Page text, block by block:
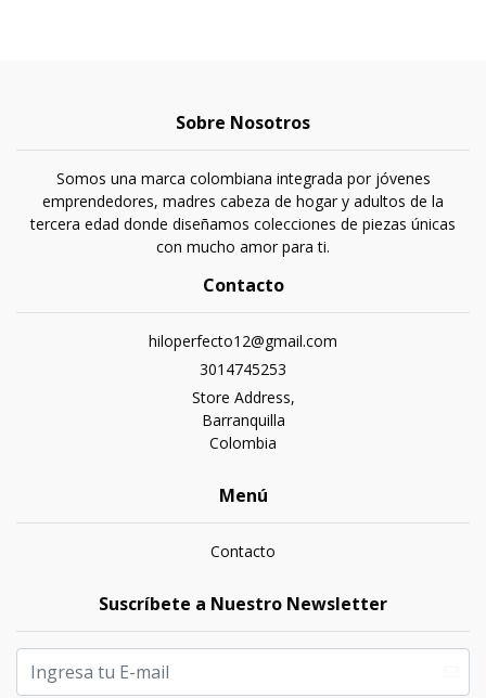
Sobre Nosotros
Somos una marca colombiana integrada por jóvenes
emprendedores, madres cabeza de hogar y adultos de la
tercera edad donde diseñamos colecciones de piezas únicas
con mucho amor para ti.
Contacto
hiloperfecto12@gmail.com
3014745253
Store Address,
Barranquilla
Colombia
Menú
Contacto
Suscríbete a Nuestro Newsletter